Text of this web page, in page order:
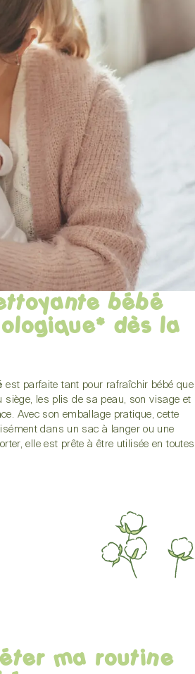
bébé
dès la
est parfaite tant pour rafraîchir bébé que
siège, les plis de sa peau, son visage et
Avec son emballage pratique, cette
dans un sac à langer ou une
elle est prête à être utilisée en toutes
ma routine